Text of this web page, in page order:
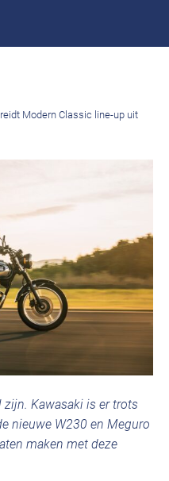
Modern Classic line-up uit
Kawasaki is er trots
nieuwe W230 en Meguro
maken met deze